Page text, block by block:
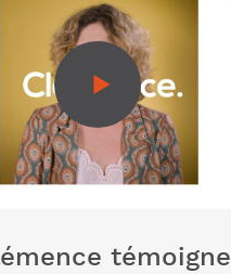
témoigne